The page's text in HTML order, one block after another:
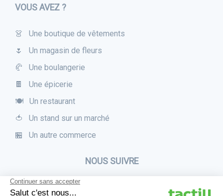
VOUS AVEZ ?
👗 Une boutique de vêtements
🌷 Un magasin de fleurs
🥐 Une boulangerie
🍫 Une épicerie
🍽 Un restaurant
🍅 Un stand sur un marché
🏪 Un autre commerce
NOUS SUIVRE